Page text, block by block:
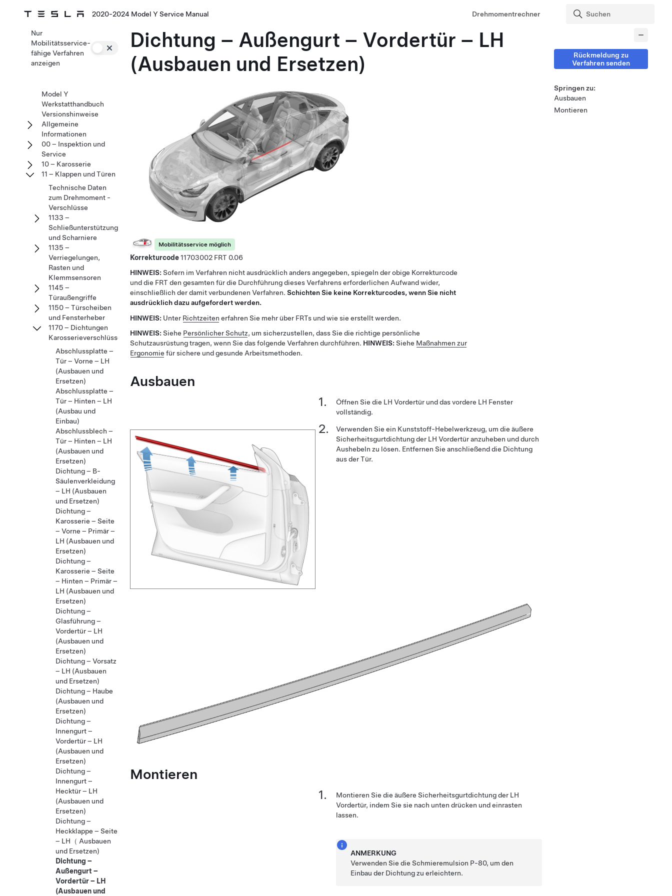
2020-2024 Model Y Service Manual Drehmomentrechner
Dichtung – Außengurt – Vordertür – LH
(Ausbauen und Ersetzen)
Mobilitätsservice möglich
Korrekturcode11703002
0.06
HINWEIS: Sofern im Verfahren nicht ausdrücklich anders angegeben, spiegeln der obige Korrekturcode
und die FRT den gesamten für die Durchführung dieses Verfahrens erforderlichen Aufwand wider,
einschließlich der damit verbundenen Verfahren. Schichten Sie keine Korrekturcodes, wenn Sie nicht
ausdrücklich dazu aufgefordert werden.
HINWEIS: Unter Richtzeiten erfahren Sie mehr über FRTs und wie sie erstellt werden.
HINWEIS: Siehe Persönlicher Schutz, um sicherzustellen, dass Sie die richtige persönliche
Schutzausrüstung tragen, wenn Sie das folgende Verfahren durchführen. HINWEIS: Siehe Maßnahmen zur
Ergonomie für sichere und gesunde Arbeitsmethoden.
Ausbauen
Öffnen Sie die LH Vordertür und das vordere LH Fenster
vollständig.
Verwenden Sie ein Kunststoff-Hebelwerkzeug, um die äußere
Sicherheitsgurtdichtung der LH Vordertür anzuheben und durch
Aushebeln zu lösen. Entfernen Sie anschließend die Dichtung
aus der Tür.
Montieren
Montieren Sie die äußere Sicherheitsgurtdichtung der LH
Vordertür, indem Sie sie nach unten drücken und einrasten
lassen.
ANMERKUNG
Verwenden Sie die Schmieremulsion P-80, um den
Einbau der Dichtung zu erleichtern.
Nur
Mobilitätsservice-
fähige Verfahren
anzeigen
Model Y
Werkstatthandbuch
Versionshinweise
Allgemeine
Informationen
00 – Inspektion und
Service
10 – Karosserie
11 – Klappen und Türen
Technische Daten
zum Drehmoment -
Verschlüsse
1133 –
Schließunterstützungsmechanismen
und Scharniere
1135 –
Verriegelungen,
Rasten und
Klemmsensoren
1145 –
Türaußengriffe
1150 – Türscheiben
und Fensterheber
1170 – Dichtungen
Karosserieverschlüsse
Abschlussplatte –
Tür – Vorne – LH
(Ausbauen und
Ersetzen)
Abschlussplatte –
Tür – Hinten – LH
(Ausbau und
Einbau)
Abschlussblech –
Tür – Hinten – LH
(Ausbauen und
Ersetzen)
Dichtung – B-
Säulenverkleidung
– LH (Ausbauen
und Ersetzen)
Dichtung –
Karosserie – Seite
– Vorne – Primär –
LH (Ausbauen und
Ersetzen)
Dichtung –
Karosserie – Seite
– Hinten – Primär –
LH (Ausbauen und
Ersetzen)
Dichtung –
Glasführung –
Vordertür – LH
(Ausbauen und
Ersetzen)
Dichtung – Vorsatz
– LH (Ausbauen
und Ersetzen)
Dichtung – Haube
(Ausbauen und
Ersetzen)
Dichtung –
Innengurt –
Vordertür – LH
(Ausbauen und
Ersetzen)
Dichtung –
Innengurt –
Hecktür – LH
(Ausbauen und
Ersetzen)
Dichtung –
Heckklappe – Seite
– LH（ Ausbauen
und Ersetzen)
Dichtung –
Außengurt –
Vordertür – LH
(Ausbauen und
Rückmeldung zu
Verfahren senden
Springen zu:
Ausbauen
Montieren